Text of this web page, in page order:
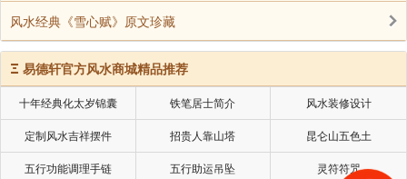
五、电脑开机画面的色彩、图案的设置应结合使用者
的命理喜忌
电脑桌面上的色彩、画面，在一定程度上可对电脑使
用者起到助运或改运的作用。
风水经典《雪心赋》原文珍藏
Ξ 易德轩官方风水商城精品推荐
十年经典化太岁锦囊 铁笔居士简介 风水装修设计
定制风水吉祥摆件 招贵人靠山塔 昆仑山五色土
五行功能调理手链 五行助运吊坠 灵符符咒